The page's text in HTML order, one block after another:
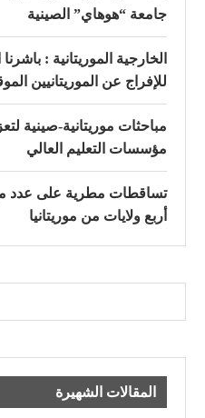
جامعة “هوهاي” الصينية
الخارجية الموريتانية :
للإفراج عن الموريتانيين
مباحثات موريتانية-صينية
مؤسسات التعليم العالي
تساقطات مطرية على عدد
أربع ولايات من موريتانيا
المقالات الشهيرة